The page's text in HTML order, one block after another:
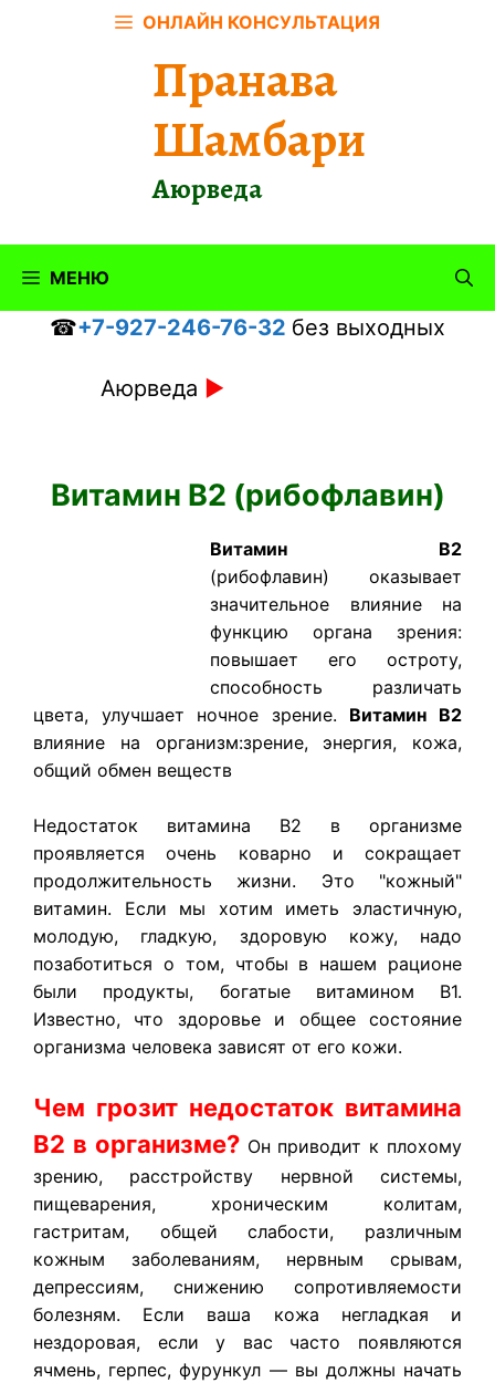
ОНЛАЙН КОНСУЛЬТАЦИЯ
Пранава
Шамбари
Аюрведа
МЕНЮ
☎+7-927-246-76-32 без выходных
Аюрведа ►
Витамин В2 (рибофлавин)
Витамин В2
(рибофлавин) оказывает
значительное влияние на
функцию органа зрения:
повышает его остроту,
способность различать
цвета, улучшает ночное зрение. Витамин В2
влияние на организм:зрение, энергия, кожа,
общий обмен веществ
Недостаток витамина В2 в организме
проявляется очень коварно и сокращает
продолжительность жизни. Это "кожный"
витамин. Если мы хотим иметь эластичную,
молодую, гладкую, здоровую кожу, надо
позаботиться о том, чтобы в нашем рационе
были продукты, богатые витамином B1.
Известно, что здоровье и общее состояние
организма человека зависят от его кожи.
Чем грозит недостаток витамина
В2 в организме?Он приводит к плохому
зрению, расстройству нервной системы,
пищеварения, хроническим колитам,
гастритам, общей слабости, различным
кожным заболеваниям, нервным срывам,
депрессиям, снижению сопротивляемости
болезням. Если ваша кожа негладкая и
нездоровая, если у вас часто появляются
ячмень, герпес, фурункул — вы должны начать